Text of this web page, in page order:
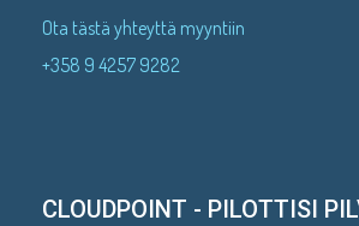
Ota tästä yhteyttä myyntiin
+358 9 4257 9282
CLOUDPOINT - PILOTTISI